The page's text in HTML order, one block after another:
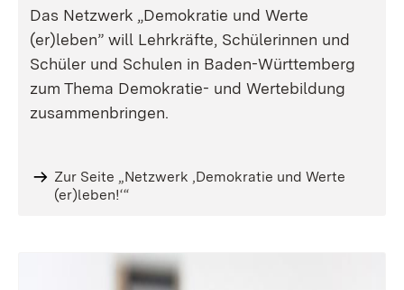
Das Netzwerk „Demokratie und Werte
(er)leben” will Lehrkräfte, Schülerinnen und
Schüler und Schulen in Baden-Württemberg
zum Thema Demokratie- und Wertebildung
zusammenbringen.
Zur Seite „Netzwerk ‚Demokratie und Werte
(er)leben!‘“